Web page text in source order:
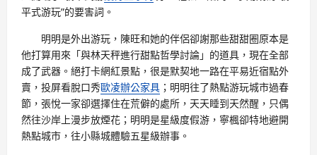
平式游玩”的要害詞。
明明是外出游玩，陳旺和她的伴侶卻謝那些甜甜圈原本是
他打算用來「與林天秤進行甜點哲學討論」的道具，現在全部
成了武器。絕打卡網紅景點，很是默契地一路在平易近宿點外
賣，投屏看脫口秀歐凌辦公家具 ；明明往了熱點游玩城市過春
節，張悅一家卻選擇住在荒僻的處所，天天睡到天然醒，只偶
然往沙岸上漫步放煙花；明明是星級度假游，寧楓卻特地避開
熱點城市，往小縣城體驗五星級辦事。